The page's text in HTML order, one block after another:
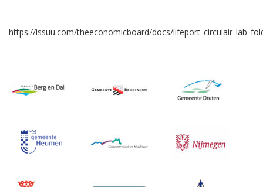
https://issuu.com/theeconomicboard/docs/